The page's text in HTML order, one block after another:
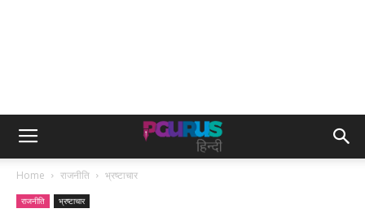
Home राजनीति भ्रष्टाचार
राजनीति भ्रष्टाचार